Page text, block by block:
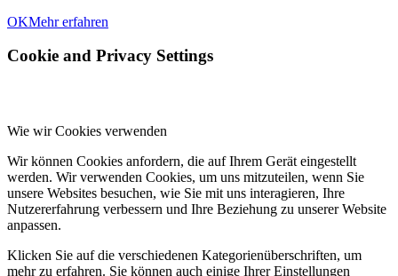
OKMehr erfahren
Cookie and Privacy Settings
Wie wir Cookies verwenden
Wir können Cookies anfordern, die auf Ihrem Gerät eingestellt
werden. Wir verwenden Cookies, um uns mitzuteilen, wenn Sie
unsere Websites besuchen, wie Sie mit uns interagieren, Ihre
Nutzererfahrung verbessern und Ihre Beziehung zu unserer Website
anpassen.
Klicken Sie auf die verschiedenen Kategorienüberschriften, um
mehr zu erfahren. Sie können auch einige Ihrer Einstellungen